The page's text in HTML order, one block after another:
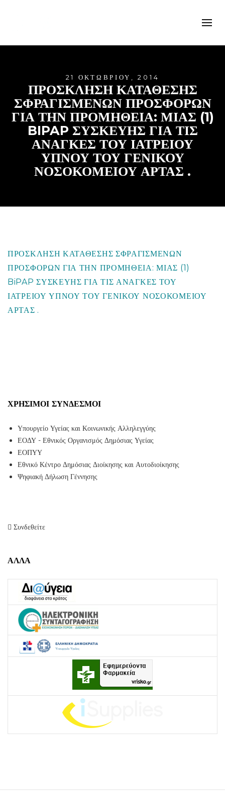
21 ΟΚΤΩΒΡΊΟΥ, 2014
ΠΡΟΣΚΛΗΣΗ ΚΑΤΑΘΕΣΗΣ
ΣΦΡΑΓΙΣΜΕΝΩΝ ΠΡΟΣΦΟΡΩΝ
ΓΙΑ ΤΗΝ ΠΡΟΜΗΘΕΙΑ: ΜΙΑΣ (1)
BIPAP ΣΥΣΚΕΥΗΣ ΓΙΑ ΤΙΣ
ΑΝΑΓΚΕΣ ΤΟΥ ΙΑΤΡΕΙΟΥ
ΥΠΝΟΥ ΤΟΥ ΓΕΝΙΚΟΥ
ΝΟΣΟΚΟΜΕΙΟΥ ΑΡΤΑΣ .
ΠΡΟΣΚΛΗΣΗ ΚΑΤΑΘΕΣΗΣ ΣΦΡΑΓΙΣΜΕΝΩΝ
ΠΡΟΣΦΟΡΩΝ ΓΙΑ ΤΗΝ ΠΡΟΜΗΘΕΙΑ: ΜΙΑΣ (1)
BiPAP ΣΥΣΚΕΥΗΣ ΓΙΑ ΤΙΣ ΑΝΑΓΚΕΣ ΤΟΥ
ΙΑΤΡΕΙΟΥ ΥΠΝΟΥ ΤΟΥ ΓΕΝΙΚΟΥ ΝΟΣΟΚΟΜΕΙΟΥ
ΑΡΤΑΣ .
ΧΡΉΣΙΜΟΙ ΣΎΝΔΕΣΜΟΙ
Υπουργείο Υγείας και Κοινωνικής Αλληλεγγύης
ΕΟΔΥ - Εθνικός Οργανισμός Δημόσιας Υγείας
ΕΟΠΥΥ
Εθνικό Κέντρο Δημόσιας Διοίκησης και Αυτοδιοίκησης
Ψηφιακή Δήλωση Γέννησης
Συνδεθείτε
ΑΛΛΑ